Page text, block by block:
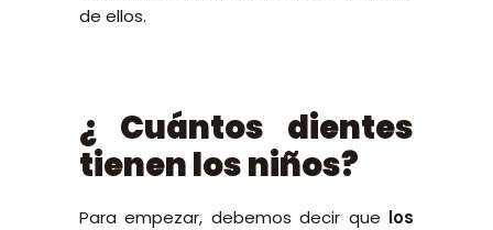
de ellos.
¿ Cuántos dientes
tienen los niños?
Para empezar, debemos decir que los